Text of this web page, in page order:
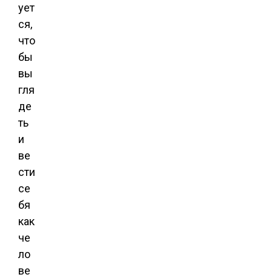
ует
ся,
что
бы
вы
гля
де
ть
и
ве
сти
се
бя
как
че
ло
ве